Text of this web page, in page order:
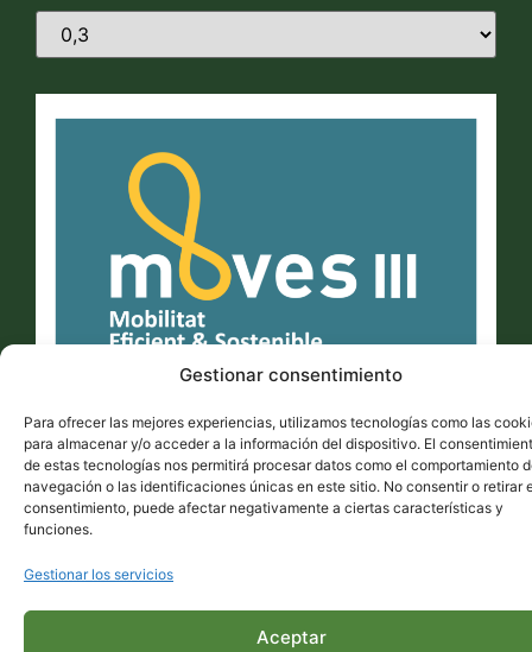
Gestionar consentimiento
Para ofrecer las mejores experiencias, utilizamos tecnologías como las
para almacenar y/o acceder a la información del dispositivo. El
de estas tecnologías nos permitirá procesar datos como el comportamiento
navegación o las identificaciones únicas en este sitio. No consentir o retirar
consentimiento, puede afectar negativamente a ciertas características y
funciones.
Gestionar los servicios
Aceptar